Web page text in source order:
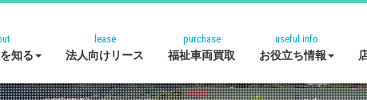
知る
lease
法人向けリース
purchase
福祉車両買取
useful info
お役立ち情報